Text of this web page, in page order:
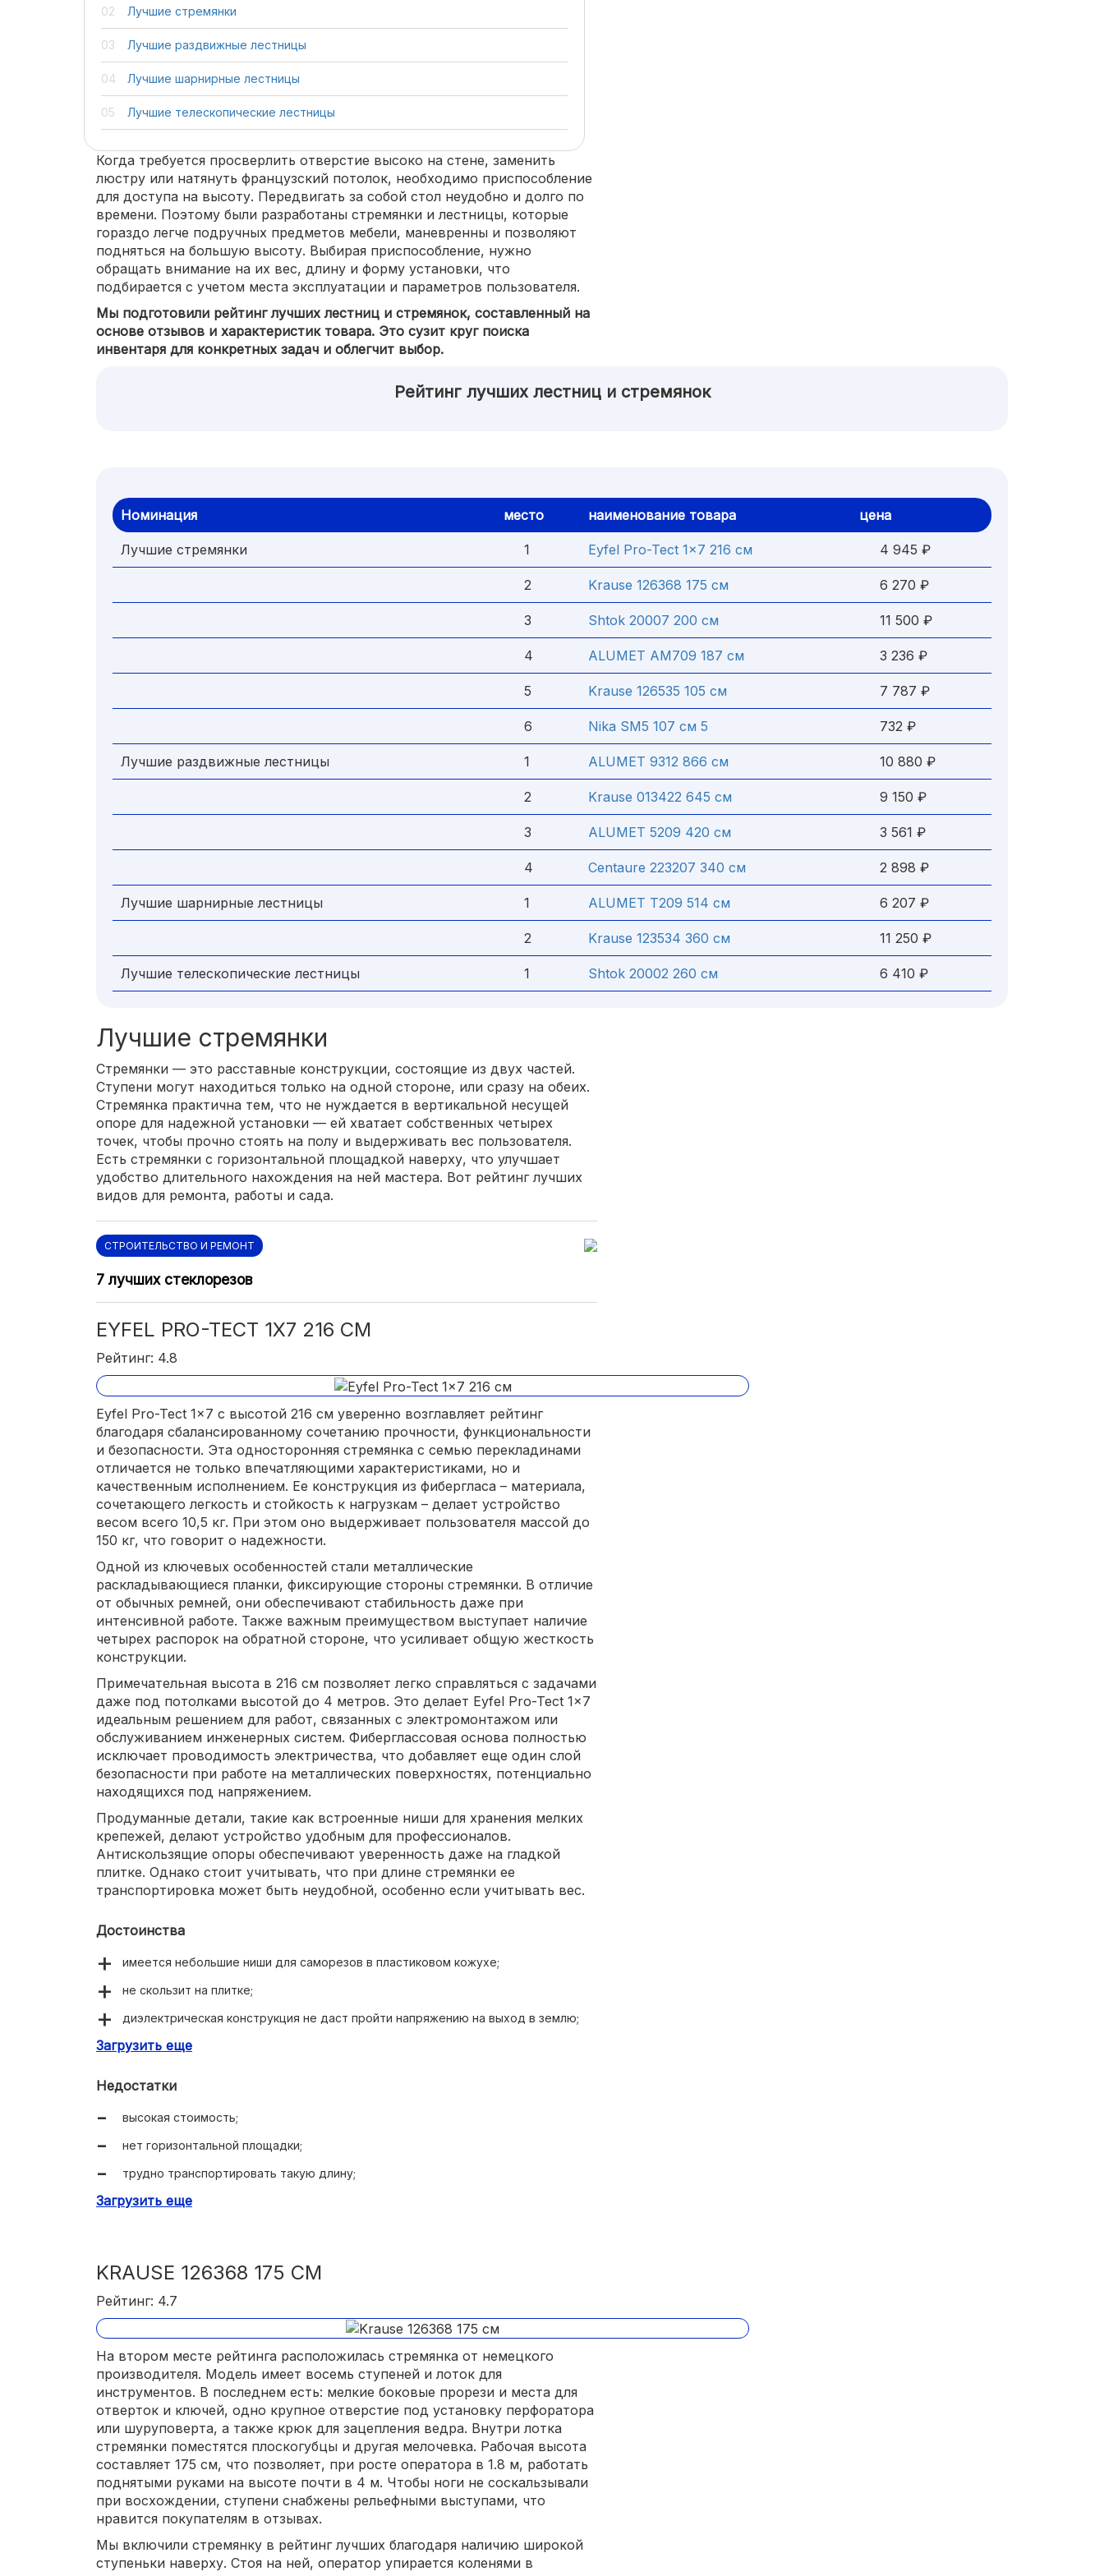
Лучшие стремянки
Лучшие раздвижные лестницы
Лучшие шарнирные лестницы
Лучшие телескопические лестницы
Когда требуется просверлить отверстие высоко на стене, заменить
люстру или натянуть французский потолок, необходимо приспособление
для доступа на высоту. Передвигать за собой стол неудобно и долго по
времени. Поэтому были разработаны стремянки и лестницы, которые
гораздо легче подручных предметов мебели, маневренны и позволяют
подняться на большую высоту. Выбирая приспособление, нужно
обращать внимание на их вес, длину и форму установки, что
подбирается с учетом места эксплуатации и параметров пользователя.
Мы подготовили рейтинг лучших лестниц и стремянок, составленный на
основе отзывов и характеристик товара. Это сузит круг поиска
инвентаря для конкретных задач и облегчит выбор.
Рейтинг лучших лестниц и стремянок
Номинация место наименование товара цена
Лучшие стремянки 1 Eyfel Pro-Tect 1x7 216 см 4 945 ₽
2 Krause 126368 175 см 6 270 ₽
3 Shtok 20007 200 см 11 500 ₽
4 ALUMET AM709 187 см 3 236 ₽
5 Krause 126535 105 см 7 787 ₽
6 Nika SM5 107 см 5 732 ₽
Лучшие раздвижные лестницы 1 ALUMET 9312 866 см 10 880 ₽
2 Krause 013422 645 см 9 150 ₽
3 ALUMET 5209 420 см 3 561 ₽
4 Centaure 223207 340 см 2 898 ₽
Лучшие шарнирные лестницы 1 ALUMET T209 514 см 6 207 ₽
2 Krause 123534 360 см 11 250 ₽
Лучшие телескопические лестницы 1 Shtok 20002 260 см 6 410 ₽
Лучшие стремянки
Стремянки — это расставные конструкции, состоящие из двух частей.
Ступени могут находиться только на одной стороне, или сразу на обеих.
Стремянка практична тем, что не нуждается в вертикальной несущей
опоре для надежной установки — ей хватает собственных четырех
точек, чтобы прочно стоять на полу и выдерживать вес пользователя.
Есть стремянки с горизонтальной площадкой наверху, что улучшает
удобство длительного нахождения на ней мастера. Вот рейтинг лучших
видов для ремонта, работы и сада.
СТРОИТЕЛЬСТВО И РЕМОНТ
7 лучших стеклорезов
EYFEL PRO-TECT 1X7 216 СМ
Рейтинг: 4.8
Eyfel Pro-Tect 1x7 с высотой 216 см уверенно возглавляет рейтинг
благодаря сбалансированному сочетанию прочности, функциональности
и безопасности. Эта односторонняя стремянка с семью перекладинами
отличается не только впечатляющими характеристиками, но и
качественным исполнением. Ее конструкция из фибергласа – материала,
сочетающего легкость и стойкость к нагрузкам – делает устройство
весом всего 10,5 кг. При этом оно выдерживает пользователя массой до
150 кг, что говорит о надежности.
Одной из ключевых особенностей стали металлические
раскладывающиеся планки, фиксирующие стороны стремянки. В отличие
от обычных ремней, они обеспечивают стабильность даже при
интенсивной работе. Также важным преимуществом выступает наличие
четырех распорок на обратной стороне, что усиливает общую жесткость
конструкции.
Примечательная высота в 216 см позволяет легко справляться с задачами
даже под потолками высотой до 4 метров. Это делает Eyfel Pro-Tect 1x7
идеальным решением для работ, связанных с электромонтажом или
обслуживанием инженерных систем. Фиберглассовая основа полностью
исключает проводимость электричества, что добавляет еще один слой
безопасности при работе на металлических поверхностях, потенциально
находящихся под напряжением.
Продуманные детали, такие как встроенные ниши для хранения мелких
крепежей, делают устройство удобным для профессионалов.
Антискользящие опоры обеспечивают уверенность даже на гладкой
плитке. Однако стоит учитывать, что при длине стремянки ее
транспортировка может быть неудобной, особенно если учитывать вес.
Достоинства
имеется небольшие ниши для саморезов в пластиковом кожухе;
не скользит на плитке;
диэлектрическая конструкция не даст пройти напряжению на выход в землю;
чтобы стороны не разъехались, предусмотрены раскладывающиеся
Загрузить еще
Недостатки
высокая стоимость;
нет горизонтальной площадки;
трудно транспортировать такую длину;
весит 10.5 кг.
Загрузить еще
KRAUSE 126368 175 СМ
Рейтинг: 4.7
На втором месте рейтинга расположилась стремянка от немецкого
производителя. Модель имеет восемь ступеней и лоток для
инструментов. В последнем есть: мелкие боковые прорези и места для
отверток и ключей, одно крупное отверстие под установку перфоратора
или шуруповерта, а также крюк для зацепления ведра. Внутри лотка
стремянки поместятся плоскогубцы и другая мелочевка. Рабочая высота
составляет 175 см, что позволяет, при росте оператора в 1.8 м, работать
поднятыми руками на высоте почти в 4 м. Чтобы ноги не соскальзывали
при восхождении, ступени снабжены рельефными выступами, что
нравится покупателям в отзывах.
Мы включили стремянку в рейтинг лучших благодаря наличию широкой
ступеньки наверху. Стоя на ней, оператор упирается коленями в